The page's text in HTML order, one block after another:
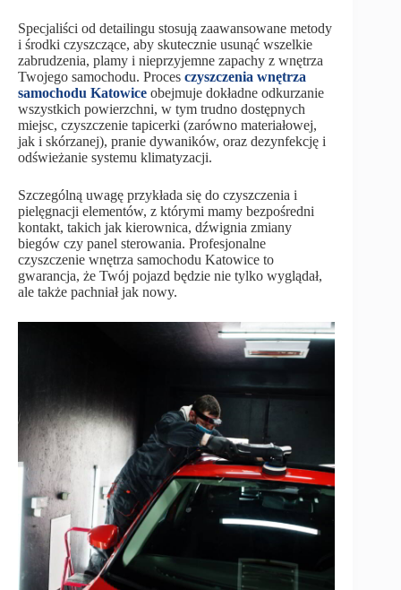
Specjaliści od detailingu stosują zaawansowane metody
i środki czyszczące, aby skutecznie usunąć wszelkie
zabrudzenia, plamy i nieprzyjemne zapachy z wnętrza
Twojego samochodu. Proces czyszczenia wnętrza
samochodu Katowice obejmuje dokładne odkurzanie
wszystkich powierzchni, w tym trudno dostępnych
miejsc, czyszczenie tapicerki (zarówno materiałowej,
jak i skórzanej), pranie dywaników, oraz dezynfekcję i
odświeżanie systemu klimatyzacji.
Szczególną uwagę przykłada się do czyszczenia i
pielęgnacji elementów, z którymi mamy bezpośredni
kontakt, takich jak kierownica, dźwignia zmiany
biegów czy panel sterowania. Profesjonalne
czyszczenie wnętrza samochodu Katowice to
gwarancja, że Twój pojazd będzie nie tylko wyglądał,
ale także pachniał jak nowy.